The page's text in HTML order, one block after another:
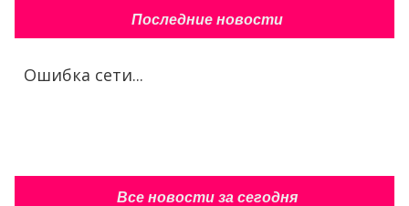
Последние новости
Ошибка сети...
Все новости за сегодня